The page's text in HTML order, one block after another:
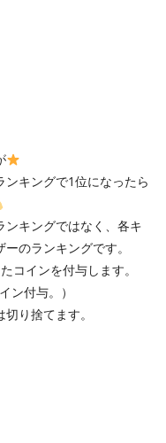
キングで1位になったら
キングではなく、各キ
のランキングです。
コインを付与します。
ン付与。）
り捨てます。